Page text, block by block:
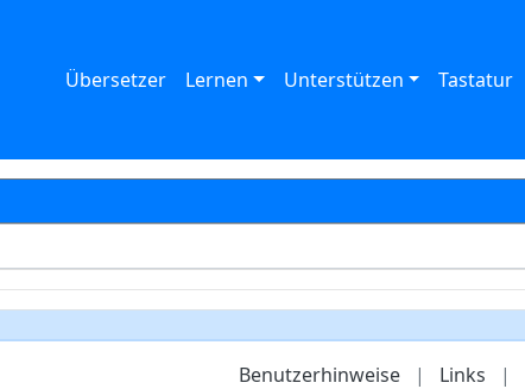
Übersetzer Lernen Unterstützen Tastatur
Benutzerhinweise | Links |